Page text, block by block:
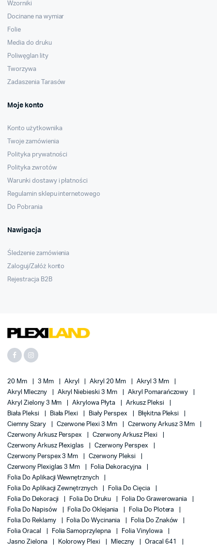
Wzorniki
Docinane na wymiar
Folie
Media do druku
Poliwęglan lity
Tworzywa
Zadaszenia Tarasów
Moje konto
Konto użytkownika
Twoje zamówienia
Polityka prywatności
Polityka zwrotów
Warunki dostawy i płatności
Regulamin sklepu internetowego
Do Pobrania
Nawigacja
Śledzenie zamówienia
Zaloguj/Załóż konto
Rejestracja B2B
20 Mm 3 Mm Akryl Akryl 20 Mm
Akryl 3 Mm
Akryl Mleczny
Akryl Niebieski 3 Mm
Akryl Pomarańczowy
Akryl Zielony 3 Mm
Akrylowa Płyta
Arkusz Pleksi
Biała Pleksi
Biała Plexi Biały Perspex
Błękitna Pleksi
Ciemny Szary
Czerwone Plexi 3 Mm
Czerwony Arkusz 3 Mm
Czerwony Arkusz Perspex
Czerwony Arkusz Plexi
Czerwony Arkusz Plexiglas
Czerwony Perspex
Czerwony Perspex 3 Mm
Czerwony Pleksi
Czerwony Plexiglas 3 Mm
Folia Dekoracyjna
Folia Do Aplikacji Wewnętrznych
Folia Do Aplikacji Zewnętrznych
Folia Do Cięcia
Folia Do Dekoracji
Folia Do Druku
Folia Do Grawerowania
Folia Do Napisów
Folia Do Oklejania
Folia Do Plotera
Folia Do Reklamy
Folia Do Wycinania
Folia Do Znaków
Folia Oracal
Folia Samoprzylepna
Folia Vinylowa
Jasno Zielona
Kolorowy Plexi Mleczny
Oracal 641